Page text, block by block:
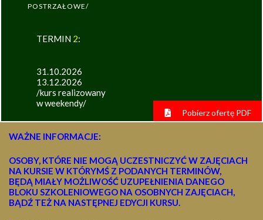
POSTRZAŁOWE/
TERMIN 2:
31.10.2026
13.12.2026
/kurs realizowany
w weekendy/
Pobierz ofertę PDF
WAŻNE INFORMACJE:
OSOBY, KTÓRE NIE MOGĄ UCZESTNICZYĆ W ZAJĘCIACH
NA KURSIE W KTÓRYMŚ Z PODANYCH TERMINÓW,
BĘDĄ MIAŁY MOŻLIWOŚĆ UZUPEŁNIENIA DANEGO
BLOKU SZKOLENIOWEGO NA OSOBNYCH ZAJĘCIACH,
BĄDŹ TEŻ NA NASTĘPNEJ EDYCJI KURSU.